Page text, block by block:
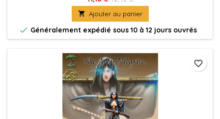
assembler
 Ajouter au panier
 Généralement expédié sous 10 à 12 jours ouvrés
favorite_border